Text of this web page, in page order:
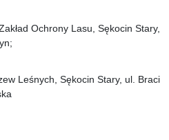
Ochrony Lasu, Sękocin Stary,
Leśnych, Sękocin Stary, ul. Braci